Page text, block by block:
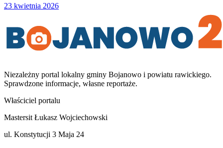
23 kwietnia 2026
Niezależny portal lokalny gminy Bojanowo i powiatu rawickiego.
Sprawdzone informacje, własne reportaże.
Właściciel portalu
Mastersit Łukasz Wojciechowski
ul. Konstytucji 3 Maja 24